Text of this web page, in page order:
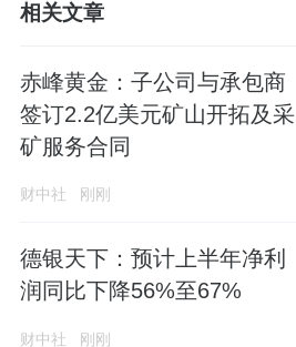
相关文章
赤峰黄金：子公司与承包商
签订2.2亿美元矿山开拓及采
矿服务合同
财中社 刚刚
德银天下：预计上半年净利
润同比下降56%至67%
财中社 刚刚